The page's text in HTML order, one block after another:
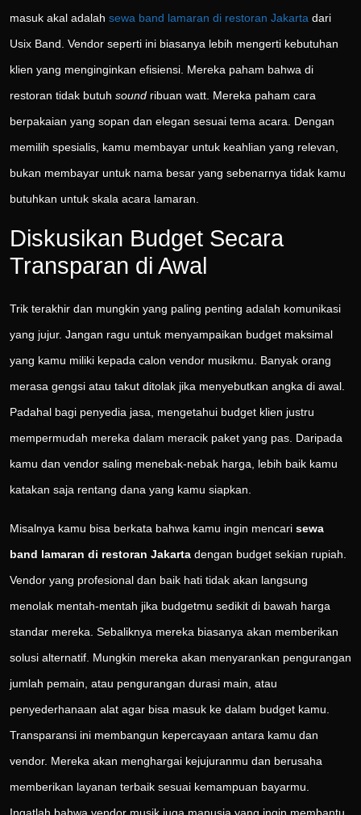
masuk akal adalah sewa band lamaran di restoran Jakarta dari
Usix Band. Vendor seperti ini biasanya lebih mengerti kebutuhan
klien yang menginginkan efisiensi. Mereka paham bahwa di
restoran tidak butuh sound ribuan watt. Mereka paham cara
berpakaian yang sopan dan elegan sesuai tema acara. Dengan
memilih spesialis, kamu membayar untuk keahlian yang relevan,
bukan membayar untuk nama besar yang sebenarnya tidak kamu
butuhkan untuk skala acara lamaran.
Diskusikan Budget Secara
Transparan di Awal
Trik terakhir dan mungkin yang paling penting adalah komunikasi
yang jujur. Jangan ragu untuk menyampaikan budget maksimal
yang kamu miliki kepada calon vendor musikmu. Banyak orang
merasa gengsi atau takut ditolak jika menyebutkan angka di awal.
Padahal bagi penyedia jasa, mengetahui budget klien justru
mempermudah mereka dalam meracik paket yang pas. Daripada
kamu dan vendor saling menebak-nebak harga, lebih baik kamu
katakan saja rentang dana yang kamu siapkan.
Misalnya kamu bisa berkata bahwa kamu ingin mencari sewa
band lamaran di restoran Jakarta dengan budget sekian rupiah.
Vendor yang profesional dan baik hati tidak akan langsung
menolak mentah-mentah jika budgetmu sedikit di bawah harga
standar mereka. Sebaliknya mereka biasanya akan memberikan
solusi alternatif. Mungkin mereka akan menyarankan pengurangan
jumlah pemain, atau pengurangan durasi main, atau
penyederhanaan alat agar bisa masuk ke dalam budget kamu.
Transparansi ini membangun kepercayaan antara kamu dan
vendor. Mereka akan menghargai kejujuranmu dan berusaha
memberikan layanan terbaik sesuai kemampuan bayarmu.